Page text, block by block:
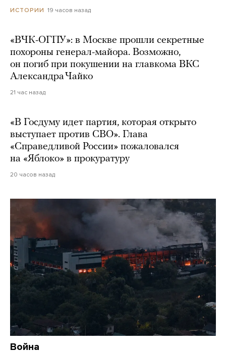
ИСТОРИИ 19 часов назад
«ВЧК-ОГПУ»: в Москве прошли секретные
похороны генерал-майора. Возможно,
он погиб при покушении на главкома ВКС
Александра Чайко
21 час назад
«В Госдуму идет партия, которая открыто
выступает против СВО». Глава
«Справедливой России» пожаловался
на «Яблоко» в прокуратуру
20 часов назад
Война